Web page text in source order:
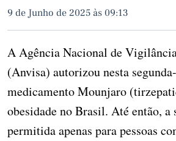
9 de Junho de 2025 às 09:13
A Agência Nacional de
(Anvisa) autorizou nesta
medicamento Mounjaro
obesidade no Brasil. Até então, a
permitida apenas para pessoas